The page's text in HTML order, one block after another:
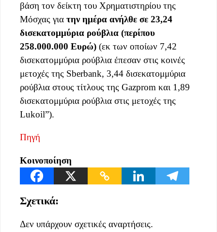
βάση τον δείκτη του Χρηματιστηρίου της
Μόσχας για την ημέρα ανήλθε σε 23,24
δισεκατομμύρια ρούβλια (περίπου
258.000.000 Ευρώ) (εκ των οποίων 7,42
δισεκατομμύρια ρούβλια έπεσαν στις κοινές
μετοχές της Sberbank, 3,44 δισεκατομμύρια
ρούβλια στους τίτλους της Gazprom και 1,89
δισεκατομμύρια ρούβλια στις μετοχές της
Lukoil”).
Πηγή
Κοινοποίηση
Σχετικά:
Δεν υπάρχουν σχετικές αναρτήσεις.